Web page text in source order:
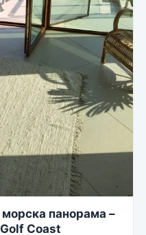
панорама –
Coast